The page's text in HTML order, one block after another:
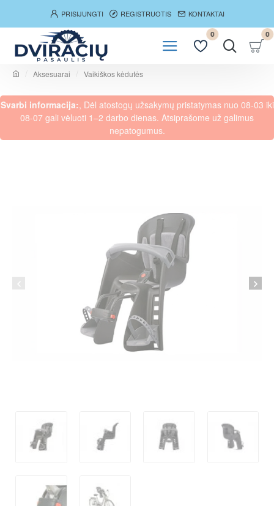
PRISIJUNGTI REGISTRUOTIS KONTAKTAI
0 0
o
m
Aksesuarai Vaikiškos kėdutės
Svarbi informacija:, Dėl atostogų užsakymų pristatymas nuo 08-03 iki
08-07 gali vėluoti 1–2 darbo dienas. Atsiprašome už galimus
nepatogumus.
per 2-3 d.